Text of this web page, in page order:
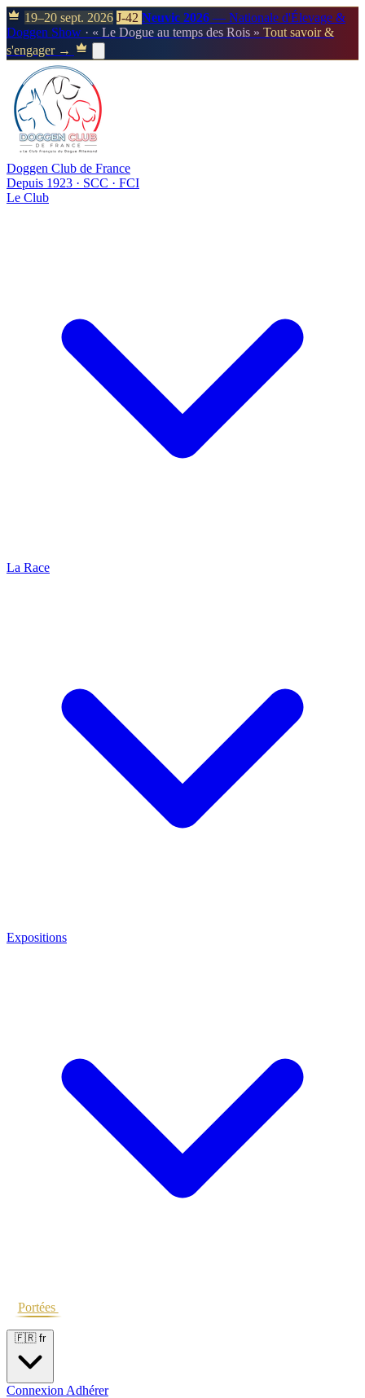
19–20 sept. 2026 J-42 Neuvic 2026 — Nationale d'Élevage &
Doggen Show · « Le Dogue au temps des Rois » Tout savoir &
s'engager →
Doggen Club de France
Depuis 1923 · SCC · FCI
Le Club
La Race
Expositions
Portées
🇫🇷 fr
Connexion Adhérer